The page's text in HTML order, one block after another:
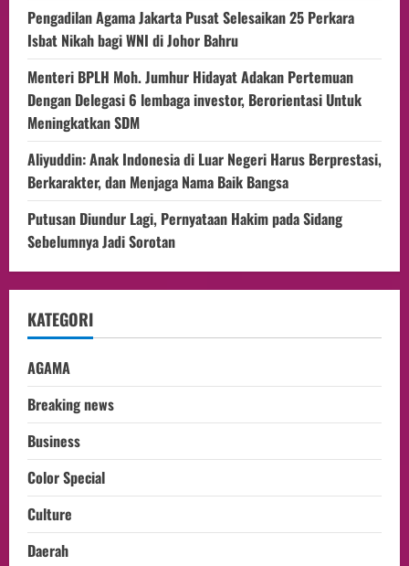
Pengadilan Agama Jakarta Pusat Selesaikan 25 Perkara
Isbat Nikah bagi WNI di Johor Bahru
Menteri BPLH Moh. Jumhur Hidayat Adakan Pertemuan
Dengan Delegasi 6 lembaga investor, Berorientasi Untuk
Meningkatkan SDM
Aliyuddin: Anak Indonesia di Luar Negeri Harus Berprestasi,
Berkarakter, dan Menjaga Nama Baik Bangsa
Putusan Diundur Lagi, Pernyataan Hakim pada Sidang
Sebelumnya Jadi Sorotan
KATEGORI
AGAMA
Breaking news
Business
Color Special
Culture
Daerah